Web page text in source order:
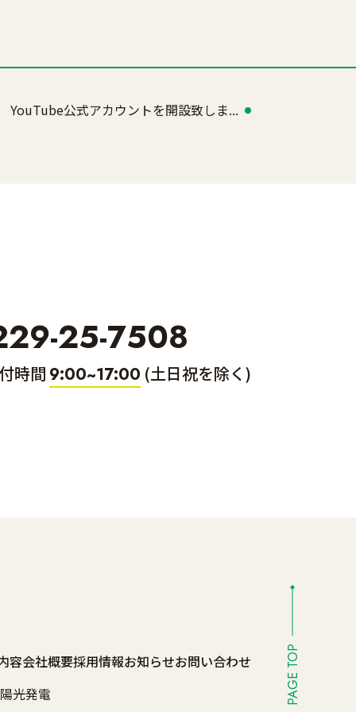
YouTube公式アカウントを開設致しま...
25-7508
時間 9:00~17:00 (土日祝を除く)
容会社概要採用情報お知らせお問い合わせ
光発電
PAGE TOP